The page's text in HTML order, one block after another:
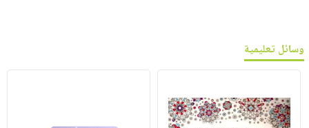
وسائل تعليمية